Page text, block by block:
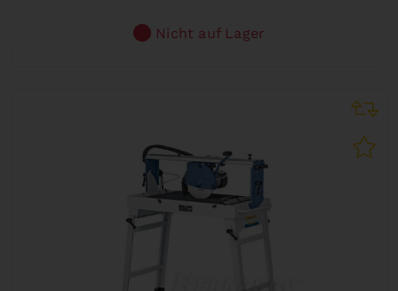
Nicht auf Lager